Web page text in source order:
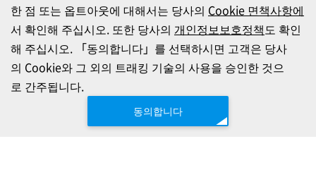
한 점 또는 옵트아웃에 대해서는 당사의 Cookie 면책사항에
서 확인해 주십시오. 또한 당사의 개인정보보호정책도 확인
해 주십시오. 「동의합니다」를 선택하시면 고객은 당사
의 Cookie와 그 외의 트래킹 기술의 사용을 승인한 것으
로 간주됩니다.
동의합니다